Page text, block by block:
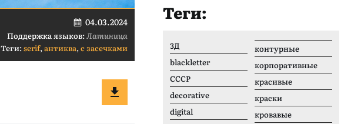
04.03.2024
Поддержка языков:Латиница
Теги:serif,антиква,с засечками
Теги:
3Д
blackletter
CCCР
decorative
digital
контурные
корпоративные
красивые
краски
кровавые